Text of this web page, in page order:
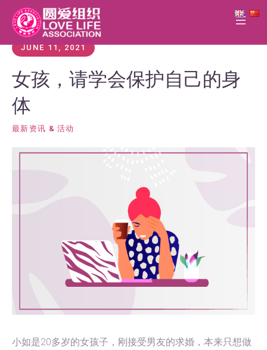
JUNE 11, 2021
女孩，请学会保护自己的身
体
最新资讯 & 活动
小如是20多岁的女孩子，刚接受男友的求婚，本来只想做